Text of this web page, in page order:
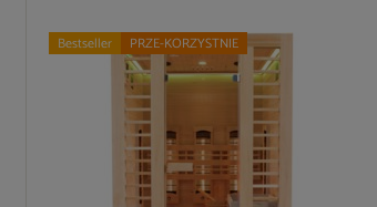
Bestseller PRZE-KORZYSTNIE